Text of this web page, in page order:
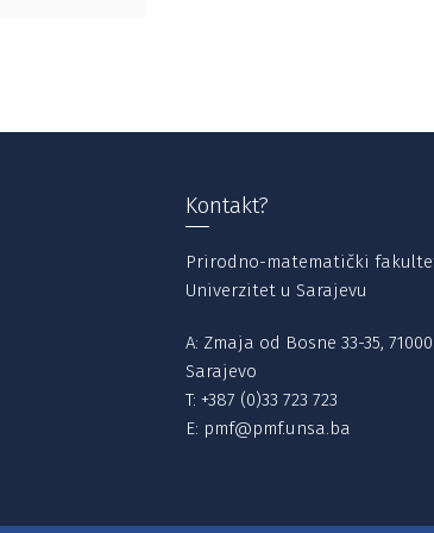
Kontakt?
Prirodno-matematički
Univerzitet u Sarajevu
A: Zmaja od Bosne 33-35, 71000
Sarajevo
T: +387 (0)33 723 723
E: pmf@pmf.unsa.ba